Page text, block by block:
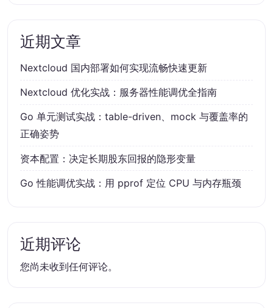
近期文章
Nextcloud 国内部署如何实现流畅快速更新
Nextcloud 优化实战：服务器性能调优全指南
Go 单元测试实战：table-driven、mock 与覆盖率的
正确姿势
资本配置：决定长期股东回报的隐形变量
Go 性能调优实战：用 pprof 定位 CPU 与内存瓶颈
近期评论
您尚未收到任何评论。